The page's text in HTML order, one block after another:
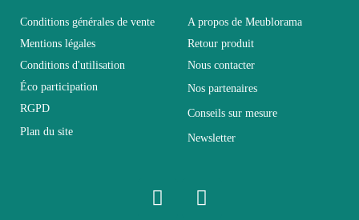
Dimensions 130x110x30
Electrique Non électrique
Non Empilable
Conditions générales de vente
Mentions légales
Conditions d'utilisation
Éco participation
RGPD
Plan du site
A propos de Meublorama
Retour produit
Nous contacter
Nos partenaires
Conseils sur mesure
Newsletter